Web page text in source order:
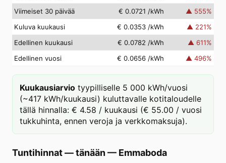
Viimeiset 30 päivää
€ 0.0721 /kWh ▲ 555%
Kuluva kuukausi
€ 0.0353 /kWh ▲ 221%
Edellinen kuukausi
€ 0.0782 /kWh ▲ 611%
Edellinen vuosi
€ 0.0656 /kWh ▲ 496%
Kuukausiarvio tyypilliselle 5 000 kWh/vuosi
(~417 kWh/kuukausi) kuluttavalle kotitaloudelle
tällä hinnalla: € 4.58 / kuukausi (€ 55.00 / vuosi
tukkuhinta, ennen veroja ja verkkomaksuja).
Tuntihinnat — tänään — Emmaboda